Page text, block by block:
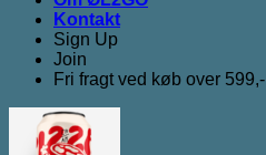
Kontakt
Sign Up
Join
Fri fragt ved køb over 599,-